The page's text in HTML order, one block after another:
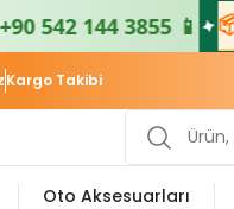
542 144 3855 📱 📦
Kargo Takibi
Oto Aksesuarları